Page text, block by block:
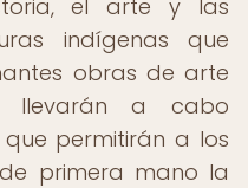
el arte y las
indígenas que
obras de arte
llevarán a cabo
permitirán a los
primera mano la